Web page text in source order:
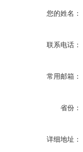
您的姓名：
联系电话：
常用邮箱：
省份：
详细地址：